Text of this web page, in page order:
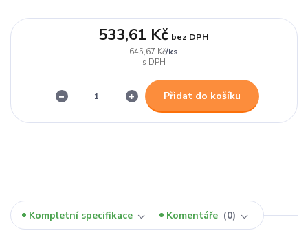
645,67 Kč/ks
533,61 Kč bez DPH
Přidat do košíku
Kompletní specifikace Komentáře 0